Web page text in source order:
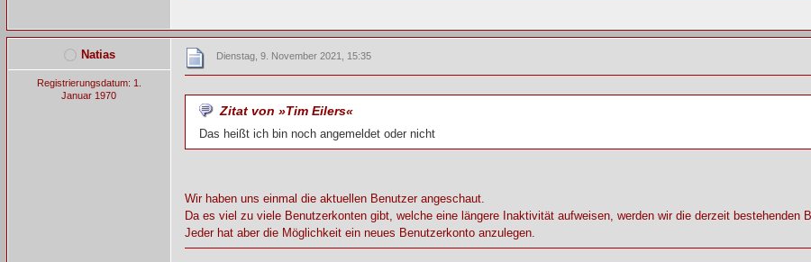
Natias
Registrierungsdatum: 1.
Januar 1970
Dienstag, 9. November 2021, 15:35
Zitat von »Tim Eilers«
Das heißt ich bin noch angemeldet oder nicht
Wir haben uns einmal die aktuellen Benutzer angeschaut.
Da es viel zu viele Benutzerkonten gibt, welche eine längere Inaktivität aufweisen, werden wir die derzeit bestehenden
Jeder hat aber die Möglichkeit ein neues Benutzerkonto anzulegen.